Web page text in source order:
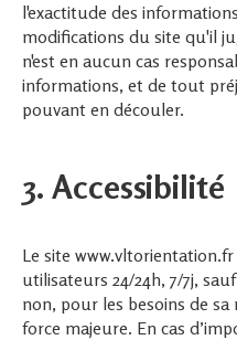
l'exactitude des
modifications du site qu'il
n'est en aucun cas
informations, et de tout
pouvant en découler.
3. Accessibilité
Le site
utilisateurs 24/24h, 7/7j,
non, pour les besoins de
force majeure. En cas